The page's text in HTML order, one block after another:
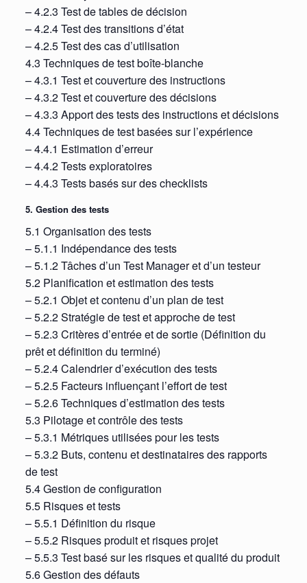
– 4.2.3 Test de tables de décision
– 4.2.4 Test des transitions d’état
– 4.2.5 Test des cas d’utilisation
4.3 Techniques de test boîte-blanche
– 4.3.1 Test et couverture des instructions
– 4.3.2 Test et couverture des décisions
– 4.3.3 Apport des tests des instructions et décisions
4.4 Techniques de test basées sur l’expérience
– 4.4.1 Estimation d’erreur
– 4.4.2 Tests exploratoires
– 4.4.3 Tests basés sur des checklists
5. Gestion des tests
5.1 Organisation des tests
– 5.1.1 Indépendance des tests
– 5.1.2 Tâches d’un Test Manager et d’un testeur
5.2 Planification et estimation des tests
– 5.2.1 Objet et contenu d’un plan de test
– 5.2.2 Stratégie de test et approche de test
– 5.2.3 Critères d’entrée et de sortie (Définition du
prêt et définition du terminé)
– 5.2.4 Calendrier d’exécution des tests
– 5.2.5 Facteurs influençant l’effort de test
– 5.2.6 Techniques d’estimation des tests
5.3 Pilotage et contrôle des tests
– 5.3.1 Métriques utilisées pour les tests
– 5.3.2 Buts, contenu et destinataires des rapports
de test
5.4 Gestion de configuration
5.5 Risques et tests
– 5.5.1 Définition du risque
– 5.5.2 Risques produit et risques projet
– 5.5.3 Test basé sur les risques et qualité du produit
5.6 Gestion des défauts